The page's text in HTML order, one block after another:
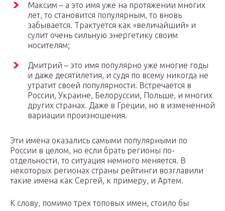
Максим – а это имя уже на протяжении многих
лет, то становится популярным, то вновь
забывается. Трактуется как «величайший» и
сулит очень сильную энергетику своим
носителям;
Дмитрий – это имя популярно уже многие годы
и даже десятилетия, и судя по всему никогда не
утратит своей популярности. Встречается в
России, Украине, Белоруссии, Польше, и многих
других странах. Даже в Греции, но в измененной
вариации произношения.
Эти имена оказались самыми популярными по
России в целом, но если брать регионы по-
отдельности, то ситуация немного меняется. В
некоторых регионах страны рейтинги возглавили
такие имена как Сергей, к примеру, и Артем.
К слову, помимо трех топовых имен, стоило бы